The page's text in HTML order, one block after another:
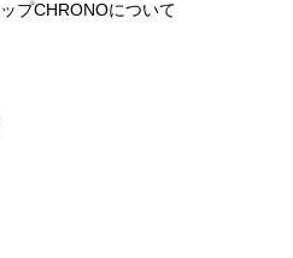
プCHRONOについて